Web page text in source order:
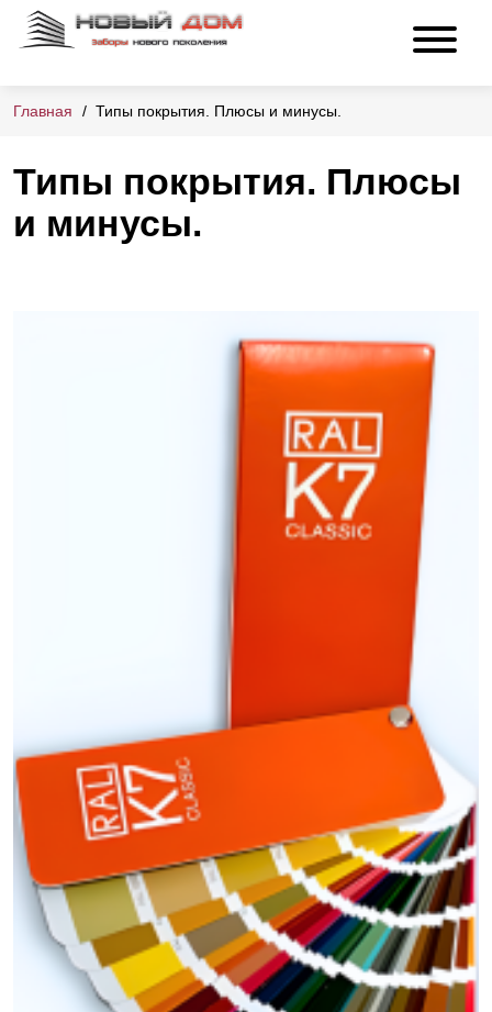
Главная Типы покрытия. Плюсы и минусы.
Типы покрытия. Плюсы
и минусы.